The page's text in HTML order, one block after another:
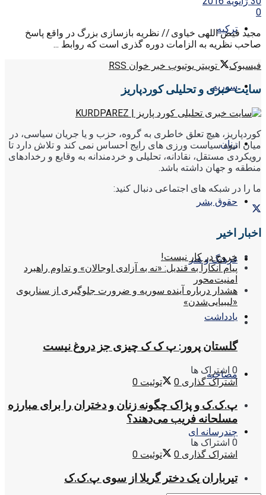
ترکیه
سوریه
زنان
حقوق بشر
فرهنگ و هنر
یادداشت
مصاحبه
چندرسانه ای
0
مجید فیض اللهی خیاوی // نظریه بازسازی بزرگ در واقع پاسخ
صاحب نظریه به الزامات دوره گذری است که روابط ...
فیسبوک
توییتر یوتیوب خبر خوان RSS
سایت خبری و تحلیلی کوردپاریز
کوردپاریز، هیچ تعلق خاطری به گروه، حزب و یا جریان سیاسی، در
میان انبوه سیاست ورزی های رایج احساس نمی کند و تلاش دارد تا
رویکردی مستقل، نقادانه، تحلیلی و خردمندانه به وقایع و رخدادهای
منطقه و جهان داشته باشد.
ما را در شبکه های اجتماعی دنبال کنید:
اخبار اخیر
خروج در کار نیست!
پیام آنکارا به قندیل: «نه به آزادی اوجالان» و تداوم راهبرد
امنیت‌محور
هشدار درباره آینده سوریه و ضرورت جلوگیری از سناریوی
«لیبیایی‌شدن»
گلستان پرور: پ ک ک چیزی جز دروغ نیست
0 اشتراک ها
اشتراک گذاری 0 توئیت 0
پ.ک.ک و پژاک چگونه زنان و دختران را برای مبارزه
مسلحانه فریب می‌دهند؟
0 اشتراک ها
اشتراک گذاری 0 توئیت 0
تیرباران یک دختر گریلا از سوی پ.ک.ک